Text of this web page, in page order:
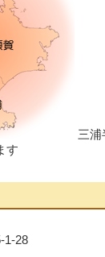
三浦
す
1-28